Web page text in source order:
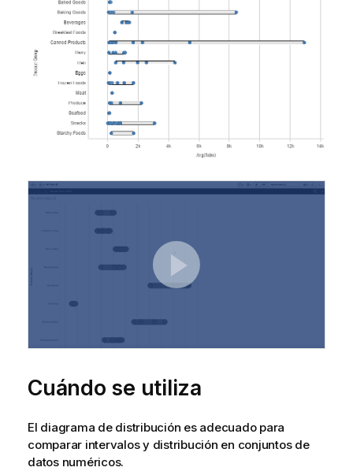
Cuándo se utiliza
El diagrama de distribución es adecuado para
comparar intervalos y distribución en conjuntos de
datos numéricos.